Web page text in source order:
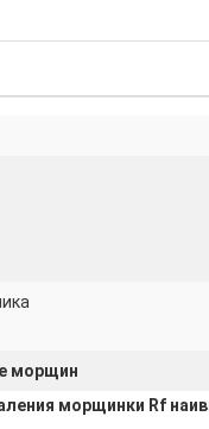
морщин
морщинки Rf